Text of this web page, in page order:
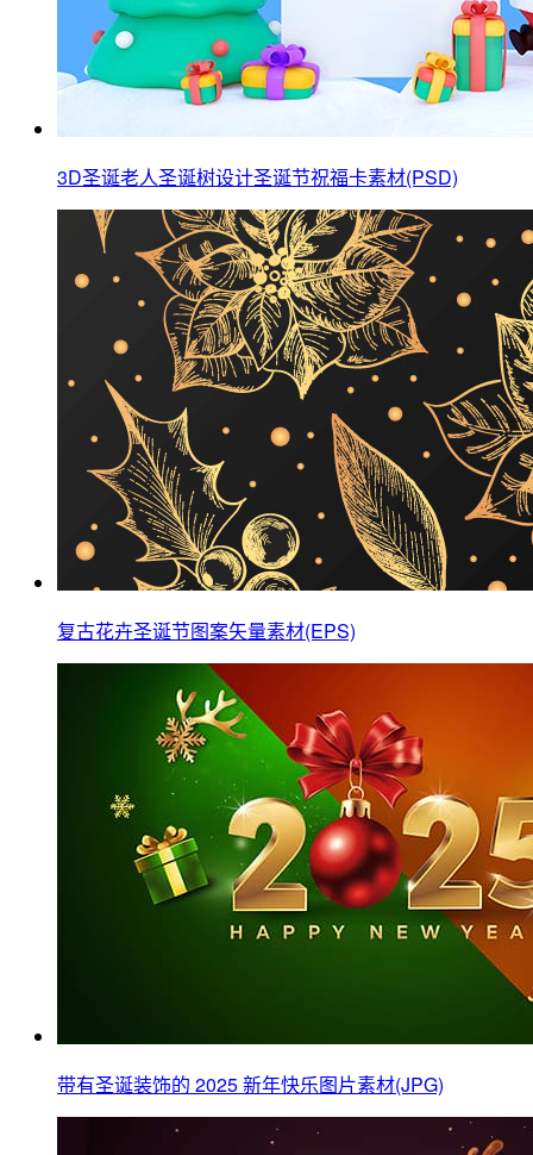
3D圣诞老人圣诞树设计圣诞节祝福卡素材(PSD)
复古花卉圣诞节图案矢量素材(EPS)
带有圣诞装饰的 2025 新年快乐图片素材(JPG)